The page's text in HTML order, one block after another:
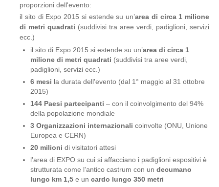
proporzioni dell'evento:
il sito di Expo 2015 si estende su un’area di circa 1 milione
di metri quadrati (suddivisi tra aree verdi, padiglioni, servizi
ecc.)
il sito di Expo 2015 si estende su un’area di circa 1
milione di metri quadrati (suddivisi tra aree verdi,
padiglioni, servizi ecc.)
6 mesi la durata dell'evento (dal 1° maggio al 31 ottobre
2015)
144 Paesi partecipanti – con il coinvolgimento del 94%
della popolazione mondiale
3 Organizzazioni internazionali coinvolte (ONU, Unione
Europea e CERN)
20 milioni di visitatori attesi
l'area di EXPO su cui si affacciano i padiglioni espositivi è
strutturata come l'antico castrum con undecumano
lungo km 1,5 e uncardo lungo 350 metri